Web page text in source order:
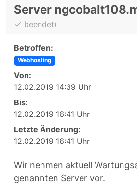
Server
beendet)
Betroffen:
Webhosting
Von:
12.02.2019 14:39 Uhr
Bis:
12.02.2019 16:41 Uhr
Letzte Änderung:
12.02.2019 16:41 Uhr
Wir nehmen aktuell
genannten Server vor.